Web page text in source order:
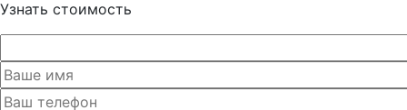
Узнать стоимость